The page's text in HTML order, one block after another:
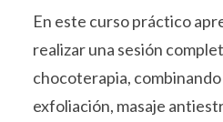
En este curso práctico
realizar una sesión
chocoterapia,
exfoliación, masaje